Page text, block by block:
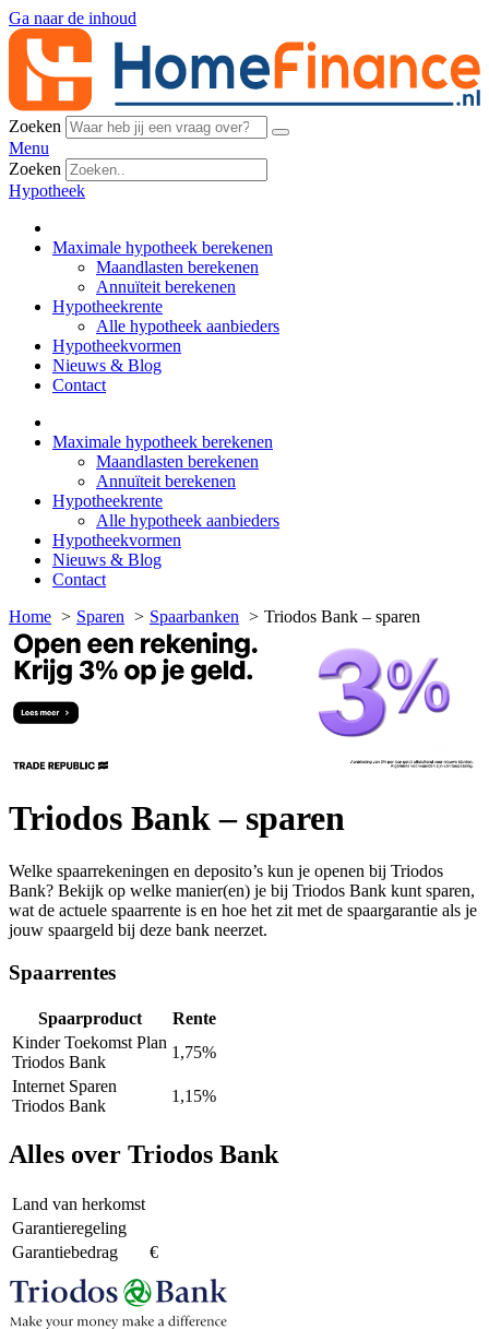
Ga naar de inhoud
Zoeken
Menu
Zoeken
Hypotheek
Maximale hypotheek berekenen
Maandlasten berekenen
Annuïteit berekenen
Hypotheekrente
Alle hypotheek aanbieders
Hypotheekvormen
Nieuws & Blog
Contact
Maximale hypotheek berekenen
Maandlasten berekenen
Annuïteit berekenen
Hypotheekrente
Alle hypotheek aanbieders
Hypotheekvormen
Nieuws & Blog
Contact
Home
Sparen Spaarbanken Triodos Bank – sparen
Triodos Bank – sparen
Welke spaarrekeningen en deposito’s kun je openen bij Triodos
Bank? Bekijk op welke manier(en) je bij Triodos Bank kunt sparen,
wat de actuele spaarrente is en hoe het zit met de spaargarantie als je
jouw spaargeld bij deze bank neerzet.
Spaarrentes
Spaarproduct
Rente
Kinder Toekomst Plan
Triodos Bank
1,75%
Internet Sparen
Triodos Bank
1,15%
Alles over Triodos Bank
Land van herkomst
Garantieregeling
Garantiebedrag
€